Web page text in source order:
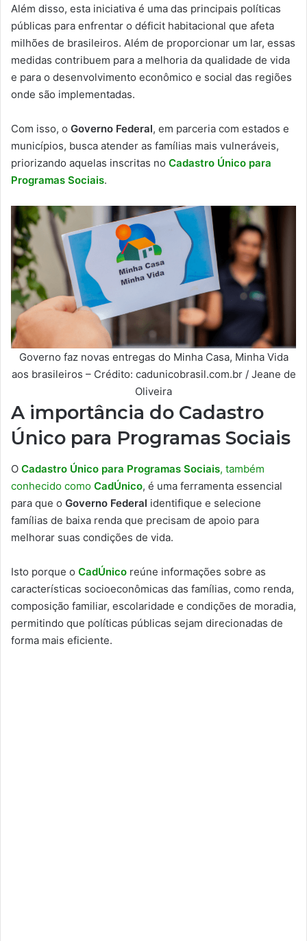
Além disso, esta iniciativa é uma das principais políticas
públicas para enfrentar o déficit habitacional que afeta
milhões de brasileiros. Além de proporcionar um lar, essas
medidas contribuem para a melhoria da qualidade de vida
e para o desenvolvimento econômico e social das regiões
onde são implementadas.
Com isso, o Governo Federal, em parceria com estados e
municípios, busca atender as famílias mais vulneráveis,
priorizando aquelas inscritas no Cadastro Único para
Programas Sociais.
Governo faz novas entregas do Minha Casa, Minha Vida
aos brasileiros – Crédito: cadunicobrasil.com.br / Jeane de
Oliveira
A importância do Cadastro
Único para Programas Sociais
O Cadastro Único para Programas Sociais, também
conhecido como CadÚnico, é uma ferramenta essencial
para que o Governo Federal identifique e selecione
famílias de baixa renda que precisam de apoio para
melhorar suas condições de vida.
Isto porque o CadÚnico reúne informações sobre as
características socioeconômicas das famílias, como renda,
composição familiar, escolaridade e condições de moradia,
permitindo que políticas públicas sejam direcionadas de
forma mais eficiente.